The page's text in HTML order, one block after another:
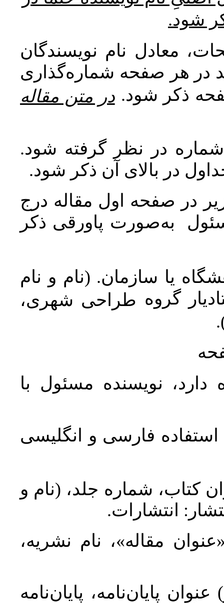
شود.
معادل نام نویسندگان
در هر صفحه شماره‌گذاری
ذکر شود. در متن مقاله
در نظر گرفته شود.
در بالای آن ذکر شود.
در صفحه اول مقاله درج
به‌صورت پاورقی ذکر
یا سازمان. (نام و نام
گروه طراحی شهری،
نویسنده مسئول با
استفاده فارسی و انگلیسی
کتاب، شماره جلد، (نام و
انتشارات.
مقاله»، نام نشریه،
پایان‌نامه، پایان‌نامه